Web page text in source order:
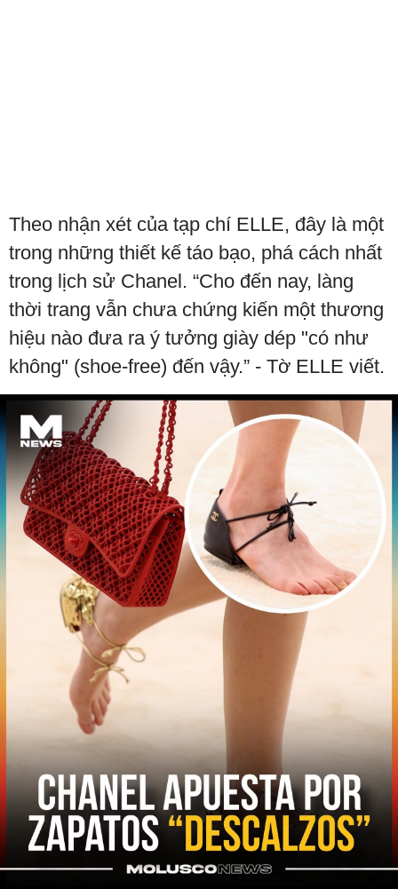
Theo nhận xét của tạp chí ELLE, đây là một
trong những thiết kế táo bạo, phá cách nhất
trong lịch sử Chanel. “Cho đến nay, làng
thời trang vẫn chưa chứng kiến ​​một thương
hiệu nào đưa ra ý tưởng giày dép "có như
không" (shoe-free) đến vậy.” - Tờ ELLE viết.